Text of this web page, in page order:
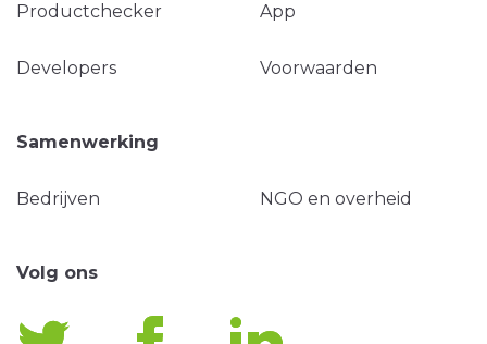
Productchecker App
Developers Voorwaarden
Samenwerking
Bedrijven NGO en overheid
Volg ons